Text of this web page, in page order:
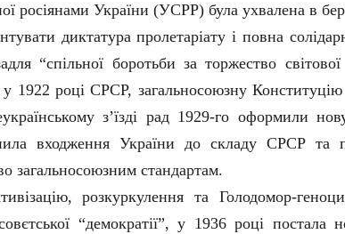
росіянами України (УСРР) була ухвалена в
диктатура пролетаріату і повна
“спільної боротьби за торжество світової
у 1922 році СРСР, загальносоюзну
з’їзді рад 1929-го оформили
входження України до складу СРСР та
загальносоюзним стандартам.
розкуркулення та Голодомор-
“демократії”, у 1936 році постала